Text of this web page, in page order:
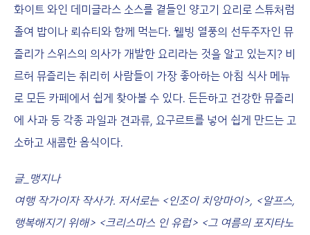
화이트 와인 데미글라스 소스를 곁들인 양고기 요리로 스튜처럼
졸여 밥이나 뢰슈티와 함께 먹는다. 웰빙 열풍의 선두주자인 뮤
즐리가 스위스의 의사가 개발한 요리라는 것을 알고 있는지? 비
르허 뮤즐리는 취리히 사람들이 가장 좋아하는 아침 식사 메뉴
로 모든 카페에서 쉽게 찾아볼 수 있다. 든든하고 건강한 뮤즐리
에 사과 등 각종 과일과 견과류, 요구르트를 넣어 쉽게 만드는 고
소하고 새콤한 음식이다.
글_맹지나
여행 작가이자 작사가. 저서로는 <인조이 치앙마이>, <알프스,
행복해지기 위해> <크리스마스 인 유럽> <그 여름의 포지타노